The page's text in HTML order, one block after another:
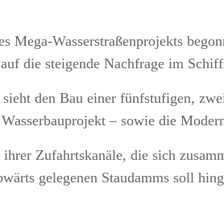
Mega-Wasserstraßenprojekts
die steigende Nachfrage im
den Bau einer fünfstufigen,
– sowie die
Zufahrtskanäle, die sich
gelegenen Staudamms soll